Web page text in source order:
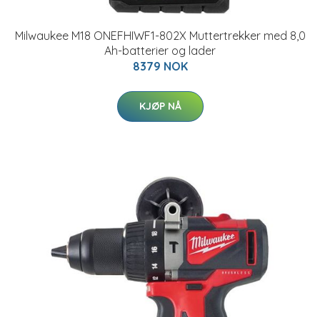
Milwaukee M18 ONEFHIWF1-802X Muttertrekker med 8,0
Ah-batterier og lader
8379 NOK
KJØP NÅ